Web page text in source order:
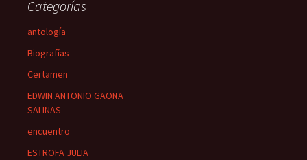
Categorías
antología
Biografías
Certamen
EDWIN ANTONIO GAONA
SALINAS
encuentro
ESTROFA JULIA